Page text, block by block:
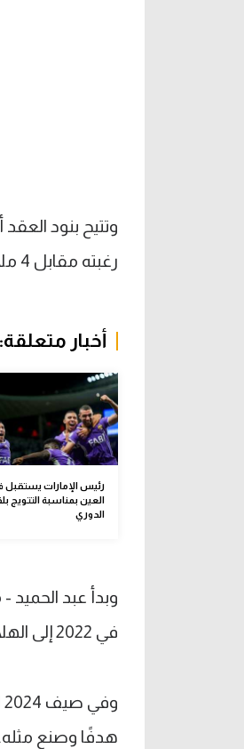
وتتيح بنود
رغبته مقابل 4 ملايين يورو.
أخبار متعلقة:
رئيس الإمارات يستقبل
العين بمناسبة التتويج
الدوري
في 2022 إلى الهلال.
هدفًا وصنع مثله.